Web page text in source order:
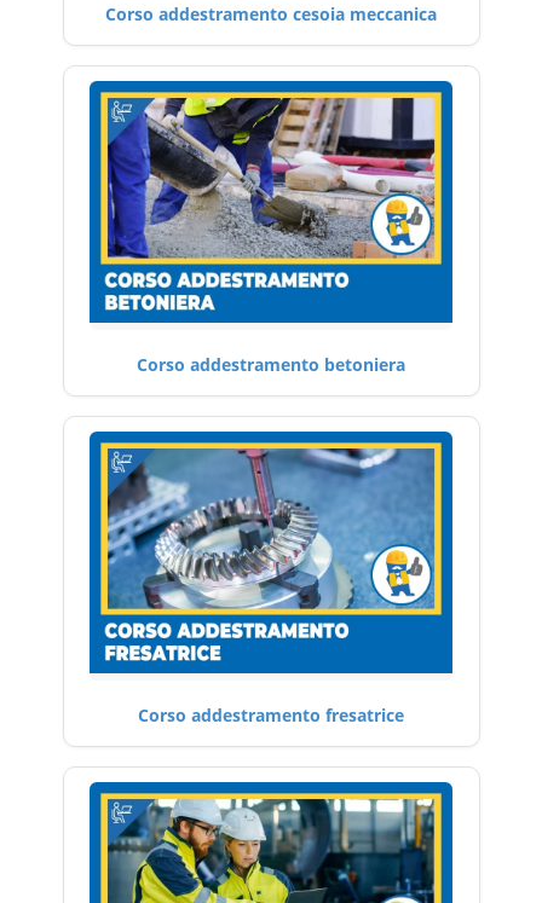
Corso addestramento cesoia meccanica
Corso addestramento betoniera
Corso addestramento fresatrice